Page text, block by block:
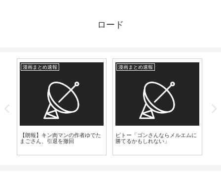
ロード
漫画まとめ速報
【朗報】キン肉マンの作者ゆでた
まごさん、引退を撤回
漫画まとめ速報
ピトー「ゴンさんならメルエムに
勝てるかもしれない」